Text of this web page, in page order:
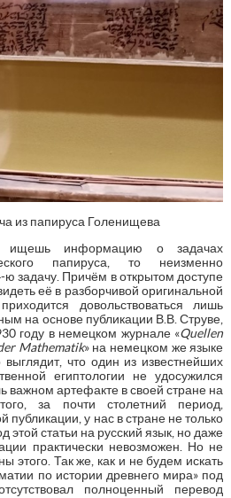
из папируса Голенищева
ищешь информацию о задачах
папируса, то неизменно
задачу. Причём в открытом доступе
её в разборчивой оригинальной
довольствоваться лишь
на основе публикации В.В. Струве,
году в немецком журнале «Quellen
Mathematik» на немецком же языке
что один из известнейших
египтологии не удосужился
важном артефакте в своей стране на
за почти столетний период,
у нас в стране не только
этой статьи на русский язык, но даже
практически невозможен. Но не
этого. Так же, как и не будем искать
по истории древнего мира» под
полноценный перевод